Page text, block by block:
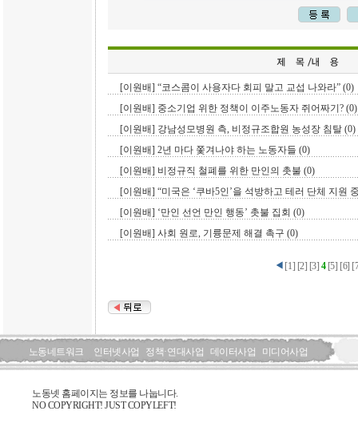
[이원배] “코스콤이 사용자다 회피 말고 교섭 나와라” (0)
[이원배] 중소기업 위한 정책이 이주노동자 쥐어짜기? (0)
[이원배] 강남성모병원 측, 비정규조합원 농성장 침탈 (0)
[이원배] 2년 마다 쫓겨나야 하는 노동자들 (0)
[이원배] 비정규직 철폐를 위한 만인의 촛불 (0)
[이원배] “미국은 ‘쿠바5인’을 석방하고 테러 단체 지원
[이원배] ‘만인 선언 만인 행동’ 촛불 집회 (0)
[이원배] 사회 원로, 기륭문제 해결 촉구 (0)
[1] [2] [3] 4 [5] [6] [
노동네트워크 인터넷사업 정책·연대사업 데이터사업 미디어사업
노동넷 홈페이지는 정보를 나눕니다.
NO COPYRIGHT! JUST COPYLEFT!